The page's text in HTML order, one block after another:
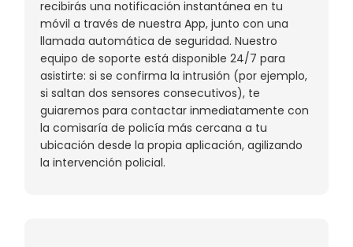
recibirás una notificación instantánea en tu
móvil a través de nuestra App, junto con una
llamada automática de seguridad. Nuestro
equipo de soporte está disponible 24/7 para
asistirte: si se confirma la intrusión (por ejemplo,
si saltan dos sensores consecutivos), te
guiaremos para contactar inmediatamente con
la comisaría de policía más cercana a tu
ubicación desde la propia aplicación, agilizando
la intervención policial.